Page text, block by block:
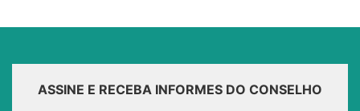
ASSINE E RECEBA INFORMES DO CONSELHO